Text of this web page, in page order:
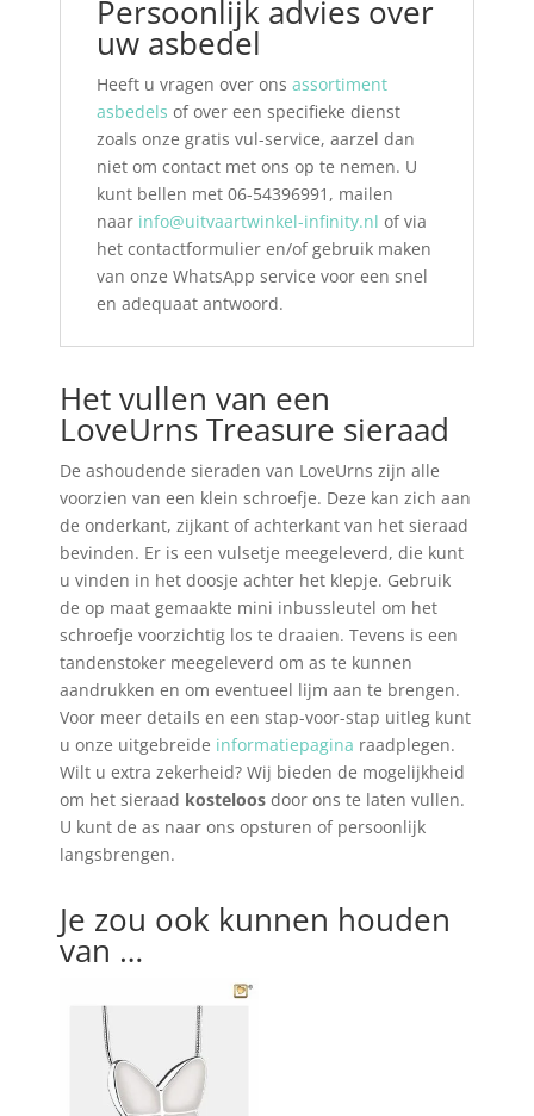
Persoonlijk advies over
uw asbedel
Heeft u vragen over ons assortiment
asbedels of over een specifieke dienst
zoals onze gratis vul-service, aarzel dan
niet om contact met ons op te nemen. U
kunt bellen met 06-54396991, mailen
naar info@uitvaartwinkel-infinity.nl of via
het contactformulier en/of gebruik maken
van onze WhatsApp service voor een snel
en adequaat antwoord.
Het vullen van een
LoveUrns Treasure sieraad
De ashoudende sieraden van LoveUrns zijn alle
voorzien van een klein schroefje. Deze kan zich aan
de onderkant, zijkant of achterkant van het sieraad
bevinden. Er is een vulsetje meegeleverd, die kunt
u vinden in het doosje achter het klepje. Gebruik
de op maat gemaakte mini inbussleutel om het
schroefje voorzichtig los te draaien. Tevens is een
tandenstoker meegeleverd om as te kunnen
aandrukken en om eventueel lijm aan te brengen.
Voor meer details en een stap-voor-stap uitleg kunt
u onze uitgebreide informatiepagina raadplegen.
Wilt u extra zekerheid? Wij bieden de mogelijkheid
om het sieraad kosteloosdoor ons te laten vullen.
U kunt de as naar ons opsturen of persoonlijk
langsbrengen.
Je zou ook kunnen houden
van …